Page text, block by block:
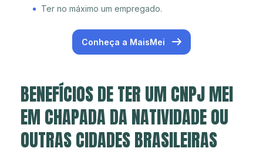
Ter no máximo um empregado.
Conheça a MaisMei
BENEFÍCIOS DE TER UM CNPJ MEI
EM CHAPADA DA NATIVIDADE OU
OUTRAS CIDADES BRASILEIRAS